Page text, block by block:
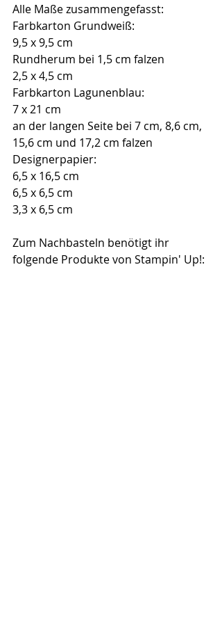
Alle Maße zusammengefasst:
Farbkarton Grundweiß:
9,5 x 9,5 cm
Rundherum bei 1,5 cm falzen
2,5 x 4,5 cm
Farbkarton Lagunenblau:
7 x 21 cm
an der langen Seite bei 7 cm, 8,6 cm,
15,6 cm und 17,2 cm falzen
Designerpapier:
6,5 x 16,5 cm
6,5 x 6,5 cm
3,3 x 6,5 cm
Zum Nachbasteln benötigt ihr
folgende Produkte von Stampin' Up!: